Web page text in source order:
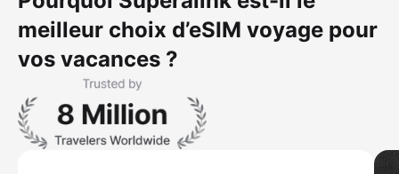
meilleur choix d’eSIM voyage pour
vos vacances ?